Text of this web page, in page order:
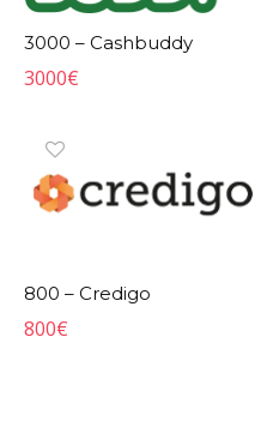
3000 – Cashbuddy
3000€
800 – Credigo
800€